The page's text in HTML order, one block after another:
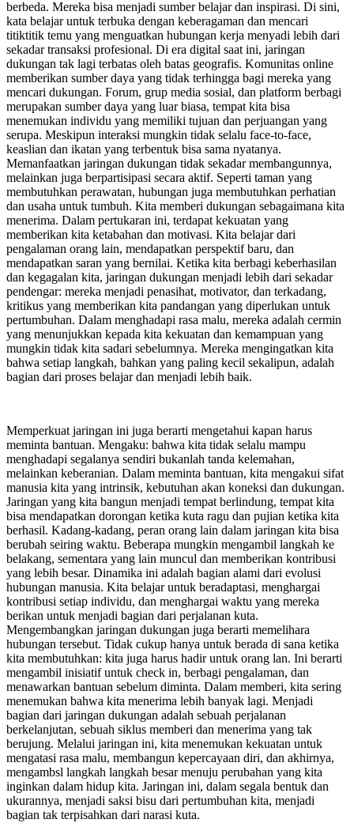
berbeda. Mereka bisa menjadi sumber belajar dan inspirasi. Di sini,
kata belajar untuk terbuka dengan keberagaman dan mencari
titiktitik temu yang menguatkan hubungan kerja menyadi lebih dari
sekadar transaksi profesional. Di era digital saat ini, jaringan
dukungan tak lagi terbatas oleh batas geografis. Komunitas online
memberikan sumber daya yang tidak terhingga bagi mereka yang
mencari dukungan. Forum, grup media sosial, dan platform berbagi
merupakan sumber daya yang luar biasa, tempat kita bisa
menemukan individu yang memiliki tujuan dan perjuangan yang
serupa. Meskipun interaksi mungkin tidak selalu face-to-face,
keaslian dan ikatan yang terbentuk bisa sama nyatanya.
Memanfaatkan jaringan dukungan tidak sekadar membangunnya,
melainkan juga berpartisipasi secara aktif. Seperti taman yang
membutuhkan perawatan, hubungan juga membutuhkan perhatian
dan usaha untuk tumbuh. Kita memberi dukungan sebagaimana kita
menerima. Dalam pertukaran ini, terdapat kekuatan yang
memberikan kita ketabahan dan motivasi. Kita belajar dari
pengalaman orang lain, mendapatkan perspektif baru, dan
mendapatkan saran yang bernilai. Ketika kita berbagi keberhasilan
dan kegagalan kita, jaringan dukungan menjadi lebih dari sekadar
pendengar: mereka menjadi penasihat, motivator, dan terkadang,
kritikus yang memberikan kita pandangan yang diperlukan untuk
pertumbuhan. Dalam menghadapi rasa malu, mereka adalah cermin
yang menunjukkan kepada kita kekuatan dan kemampuan yang
mungkin tidak kita sadari sebelumnya. Mereka mengingatkan kita
bahwa setiap langkah, bahkan yang paling kecil sekalipun, adalah
bagian dari proses belajar dan menjadi lebih baik.
Memperkuat jaringan ini juga berarti mengetahui kapan harus
meminta bantuan. Mengaku: bahwa kita tidak selalu mampu
menghadapi segalanya sendiri bukanlah tanda kelemahan,
melainkan keberanian. Dalam meminta bantuan, kita mengakui sifat
manusia kita yang intrinsik, kebutuhan akan koneksi dan dukungan.
Jaringan yang kita bangun menjadi tempat berlindung, tempat kita
bisa mendapatkan dorongan ketika kuta ragu dan pujian ketika kita
berhasil. Kadang-kadang, peran orang lain dalam jaringan kita bisa
berubah seiring waktu. Beberapa mungkin mengambil langkah ke
belakang, sementara yang lain muncul dan memberikan kontribusi
yang lebih besar. Dinamika ini adalah bagian alami dari evolusi
hubungan manusia. Kita belajar untuk beradaptasi, menghargai
kontribusi setiap individu, dan menghargai waktu yang mereka
berikan untuk menjadi bagian dari perjalanan kuta.
Mengembangkan jaringan dukungan juga berarti memelihara
hubungan tersebut. Tidak cukup hanya untuk berada di sana ketika
kita membutuhkan: kita juga harus hadir untuk orang lan. Ini berarti
mengambil inisiatif untuk check in, berbagi pengalaman, dan
menawarkan bantuan sebelum diminta. Dalam memberi, kita sering
menemukan bahwa kita menerima lebih banyak lagi. Menjadi
bagian dari jaringan dukungan adalah sebuah perjalanan
berkelanjutan, sebuah siklus memberi dan menerima yang tak
berujung. Melalui jaringan ini, kita menemukan kekuatan untuk
mengatasi rasa malu, membangun kepercayaan diri, dan akhirnya,
mengambsl langkah langkah besar menuju perubahan yang kita
inginkan dalam hidup kita. Jaringan ini, dalam segala bentuk dan
ukurannya, menjadi saksi bisu dari pertumbuhan kita, menjadi
bagian tak terpisahkan dari narasi kuta.